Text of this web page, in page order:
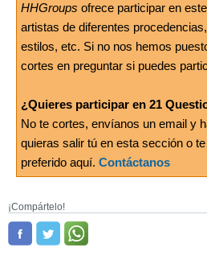
HHGroups ofrece participar en
artistas de diferentes
estilos, etc. Si no nos hemos
cortes en preguntar si puedes
¿Quieres participar en 21
No te cortes, envíanos un email y
quieras salir tú en esta sección o
preferido aquí. Contáctanos
¡Compártelo!